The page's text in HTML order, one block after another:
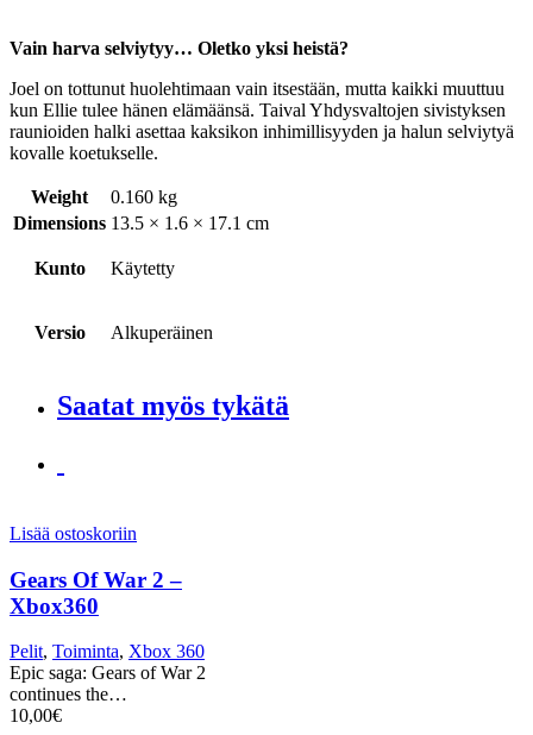
Vain harva selviytyy… Oletko yksi heistä?
Joel on tottunut huolehtimaan vain itsestään, mutta kaikki muuttuu
kun Ellie tulee hänen elämäänsä. Taival Yhdysvaltojen sivistyksen
raunioiden halki asettaa kaksikon inhimillisyyden ja halun selviytyä
kovalle koetukselle.
Weight
0.160 kg
Dimensions 13.5 × 1.6 × 17.1 cm
Kunto Käytetty
Versio Alkuperäinen
Saatat myös tykätä
Lisää ostoskoriin
Gears Of War 2 –
Xbox360
Pelit, Toiminta, Xbox 360
Epic saga: Gears of War 2
continues the…
10,00€